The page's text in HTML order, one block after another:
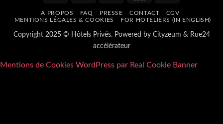
Delivery
A PROPOS FAQ PRESSE CONTACT
CGV
MENTIONS LÉGALES & COOKIES
FOR HOTELIERS (IN ENGLISH)
Copyright 2025 © Hôtels Privés. Powered by Cityzeum & Rue24
accélérateur
Mentions de Cookies WordPress par Real Cookie Banner